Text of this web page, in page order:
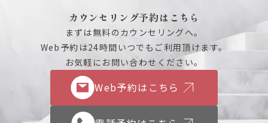
カウンセリング予約はこちら
まずは無料のカウンセリングへ。
Web予約は24時間いつでもご利用頂けます。
お気軽にお問い合わせください。
Web予約はこちら